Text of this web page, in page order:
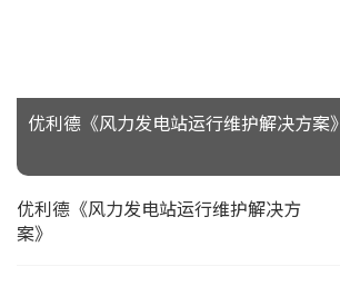
优利德《风力发电站运行维护解决方案》
优利德《风力发电站运行维护解决方
案》